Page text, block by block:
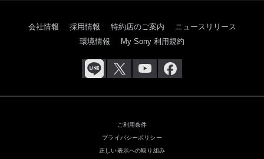
会社情報 採用情報 特約店のご案内
ニュースリリース
環境情報
My Sony 利用規約
ご利用条件
プライバシーポリシー
正しい表示への取り組み